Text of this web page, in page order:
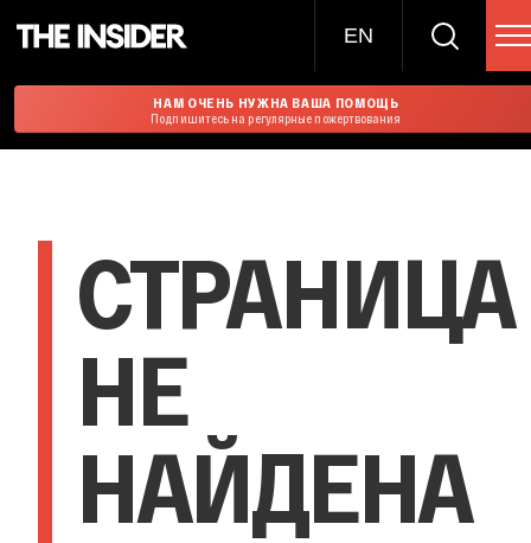
EN
НАМ ОЧЕНЬ НУЖНА ВАША ПОМОЩЬ
Подпишитесь на регулярные пожертвования
СТРАНИЦА
НЕ
НАЙДЕНА